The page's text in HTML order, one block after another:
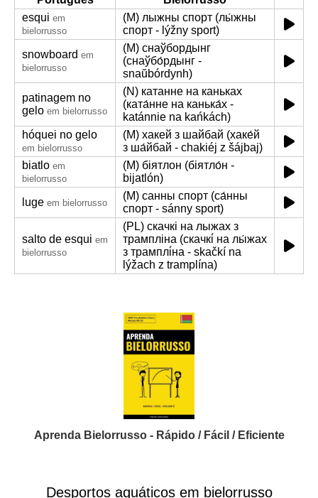
esqui em
bielorrusso
(M) лыжны спорт (лы́жны
спорт - lýžny sport)
snowboard em
bielorrusso
(M) снаўбордынг
(снаўбо́рдынг -
snaŭbórdynh)
patinagem no
gelo em bielorrusso
(N) катанне на каньках
(ката́нне на канька́х -
katánnie na kańkách)
hóquei no gelo
em bielorrusso
(M) хакей з шайбай (хаке́й
з ша́йбай - chakiéj z šájbaj)
biatlo em
bielorrusso
(M) біятлон (біятло́н -
bijatlón)
luge em bielorrusso
(M) санны спорт (са́нны
спорт - sánny sport)
salto de esqui em
bielorrusso
(PL) скачкі на лыжах з
трампліна (скачкі́ на лы́жах
з трамплі́на - skačkí na
lýžach z tramplína)
Aprenda Bielorrusso - Rápido / Fácil / Eficiente
Desportos aquáticos em bielorrusso